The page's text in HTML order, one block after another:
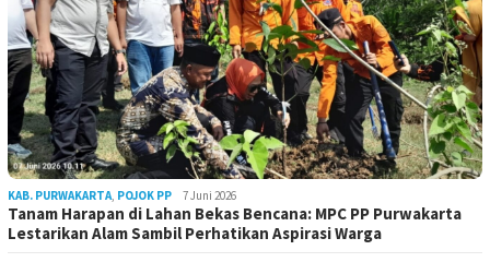
KAB. PURWAKARTA, POJOK PP 7 Juni 2026
Tanam Harapan di Lahan Bekas Bencana: MPC PP Purwakarta
Lestarikan Alam Sambil Perhatikan Aspirasi Warga